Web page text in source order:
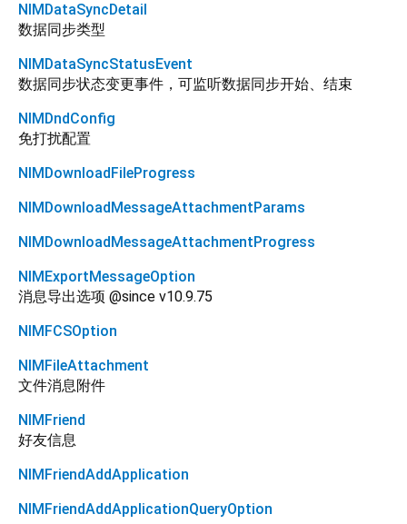
NIMDataSyncDetail
数据同步类型
NIMDataSyncStatusEvent
数据同步状态变更事件，可监听数据同步开始、结束
NIMDndConfig
免打扰配置
NIMDownloadFileProgress
NIMDownloadMessageAttachmentParams
NIMDownloadMessageAttachmentProgress
NIMExportMessageOption
消息导出选项 @since v10.9.75
NIMFCSOption
NIMFileAttachment
文件消息附件
NIMFriend
好友信息
NIMFriendAddApplication
NIMFriendAddApplicationQueryOption